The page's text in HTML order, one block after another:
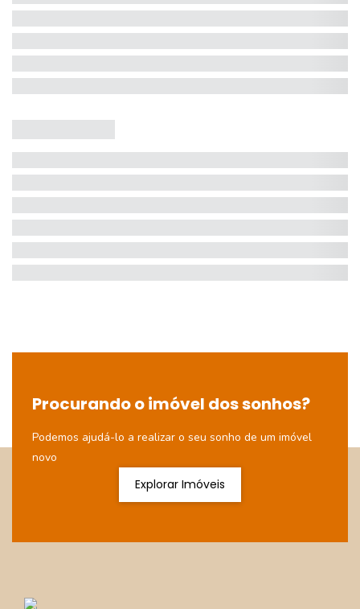
Procurando o imóvel dos sonhos?
Podemos ajudá-lo a realizar o seu sonho de um imóvel
novo
Explorar Imóveis